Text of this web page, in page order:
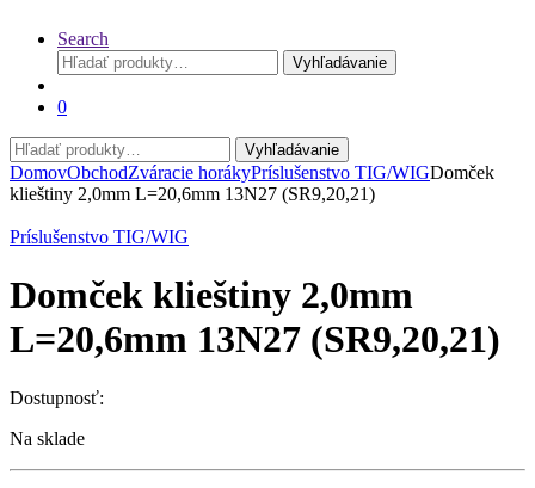
Search
Hľadať:
Vyhľadávanie
0
Hľadať:
Vyhľadávanie
DomovObchodZváracie horákyPríslušenstvo TIG/WIGDomček
klieštiny 2,0mm L=20,6mm 13N27 (SR9,20,21)
Príslušenstvo TIG/WIG
Domček klieštiny 2,0mm
L=20,6mm 13N27 (SR9,20,21)
Dostupnosť:
Na sklade